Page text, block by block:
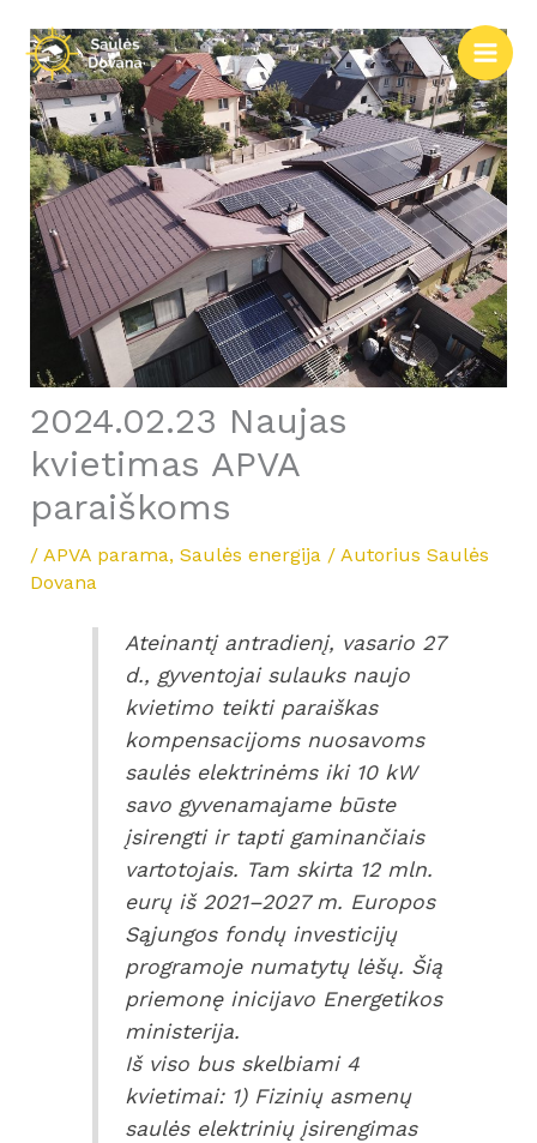
prie
turinio
2024.02.23 Naujas
kvietimas APVA
paraiškoms
/ APVA parama, Saulės energija/ Autorius Saulės
Dovana
Ateinantį antradienį, vasario 27
d., gyventojai sulauks naujo
kvietimo teikti paraiškas
kompensacijoms nuosavoms
saulės elektrinėms iki 10 kW
savo gyvenamajame būste
įsirengti ir tapti gaminančiais
vartotojais. Tam skirta 12 mln.
eurų iš 2021–2027 m. Europos
Sąjungos fondų investicijų
programoje numatytų lėšų. Šią
priemonę inicijavo Energetikos
ministerija.
Iš viso bus skelbiami 4
kvietimai: 1) Fizinių asmenų
saulės elektrinių įsirengimas